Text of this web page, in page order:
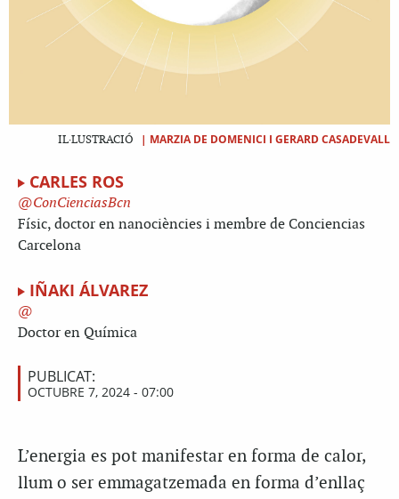
IL·LUSTRACIÓ | MARZIA DE DOMENICI I GERARD CASADEVALL
CARLES ROS
ConCienciasBcn
Físic, doctor en nanociències i membre de Conciencias
Carcelona
IÑAKI ÁLVAREZ
Doctor en Química
PUBLICAT:
OCTUBRE 7, 2024 - 07:00
L’energia es pot manifestar en forma de calor,
llum o ser emmagatzemada en forma d’enllaç